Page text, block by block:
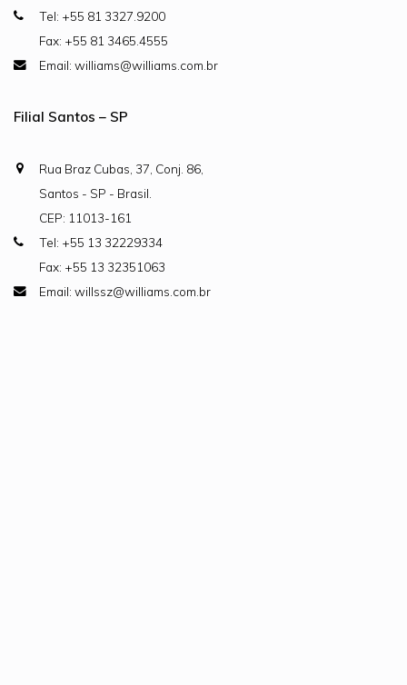
Tel: +55 81 3327.9200
Fax: +55 81 3465.4555
Email: williams@williams.com.br
Filial Santos – SP
Rua Braz Cubas, 37, Conj. 86,
Santos - SP - Brasil.
CEP: 11013-161
Tel: +55 13 32229334
Fax: +55 13 32351063
Email: willssz@williams.com.br